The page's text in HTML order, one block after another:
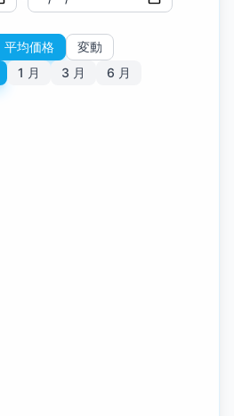
平均価格
変動
1 月 3 月 6 月